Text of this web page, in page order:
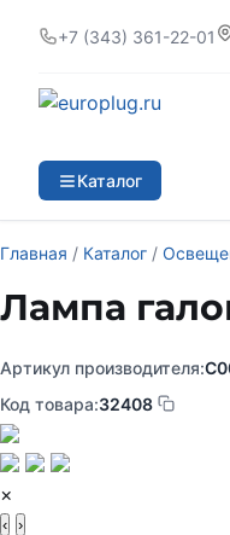
+7 (343) 361-22-01
Каталог
Главная / Каталог /
Лампа
Артикул производителя:
Код товара:32408
×
‹ ›